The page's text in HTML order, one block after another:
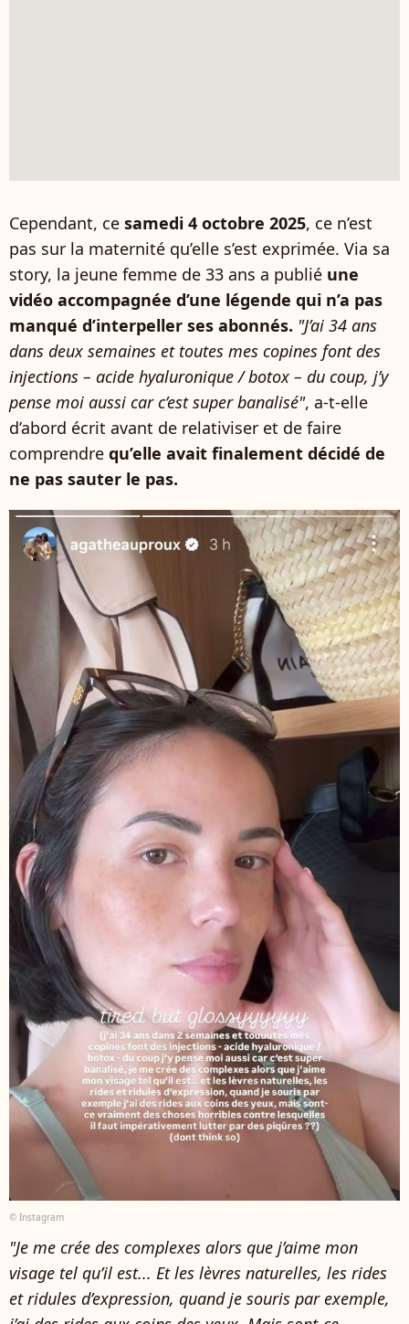
Cependant, ce samedi 4 octobre 2025, ce n’est
pas sur la maternité qu’elle s’est exprimée. Via sa
story, la jeune femme de 33 ans a publié une
vidéo accompagnée d’une légende qui n’a pas
manqué d’interpeller ses abonnés. "J’ai 34 ans
dans deux semaines et toutes mes copines font des
injections – acide hyaluronique / botox – du coup, j’y
pense moi aussi car c’est super banalisé", a-t-elle
d’abord écrit avant de relativiser et de faire
comprendre qu’elle avait finalement décidé de
ne pas sauter le pas.
© Instagram
"Je me crée des complexes alors que j’aime mon
visage tel qu’il est... Et les lèvres naturelles, les rides
et ridules d’expression, quand je souris par exemple,